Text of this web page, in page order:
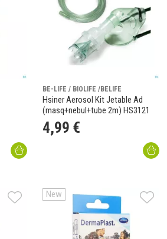
BE-LIFE / BIOLIFE /BELIFE
Hsiner Aerosol Kit Jetable Ad
(masq+nebul+tube 2m) HS3121
4,99 €
New